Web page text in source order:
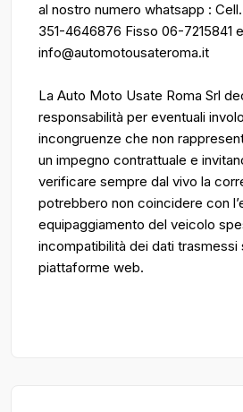
al nostro numero whatsapp :
351-4646876 Fisso 06-7215841
info@automotousateroma.it
La Auto Moto Usate Roma Srl
responsabilità per eventuali
incongruenze che non
un impegno contrattuale e
verificare sempre dal vivo la
potrebbero non coincidere con
equipaggiamento del veicolo
incompatibilità dei dati trasmessi
piattaforme web.